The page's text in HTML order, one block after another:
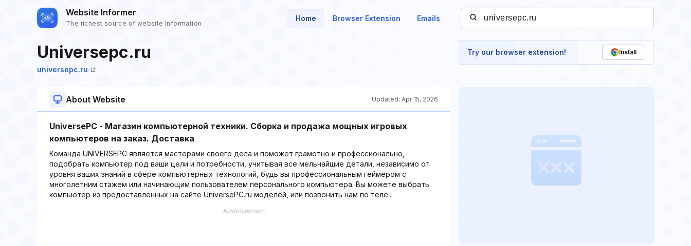
Website Informer
The richest source of website information
Home Browser Extension Emails
Universepc.ru
universepc.ru
Try our browser extension! Install
About Website Updated: Apr 15, 2026
UniversePC - Магазин компьютерной техники. Сборка и продажа мощных игровых
компьютеров на заказ. Доставка
Команда UNIVERSEPC является мастерами своего дела и поможет грамотно и профессионально,
подобрать компьютер под ваши цели и потребности, учитывая все мельчайшие детали, независимо от
уровня ваших знаний в сфере компьютерных технологий, будь вы профессиональным геймером с
многолетним стажем или начинающим пользователем персонального компьютера. Вы можете выбрать
компьютер из предоставленных на сайте UniversePC.ru моделей, или позвонить нам по теле...